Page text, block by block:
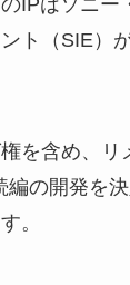
ト（SIE）
を含め、リ
編の開発を
。